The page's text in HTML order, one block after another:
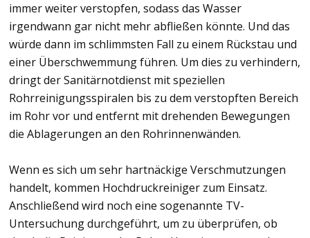
immer weiter verstopfen, sodass das Wasser
irgendwann gar nicht mehr abfließen könnte. Und das
würde dann im schlimmsten Fall zu einem Rückstau und
einer Überschwemmung führen. Um dies zu verhindern,
dringt der Sanitärnotdienst mit speziellen
Rohrreinigungsspiralen bis zu dem verstopften Bereich
im Rohr vor und entfernt mit drehenden Bewegungen
die Ablagerungen an den Rohrinnenwänden.
Wenn es sich um sehr hartnäckige Verschmutzungen
handelt, kommen Hochdruckreiniger zum Einsatz.
Anschließend wird noch eine sogenannte TV-
Untersuchung durchgeführt, um zu überprüfen, ob